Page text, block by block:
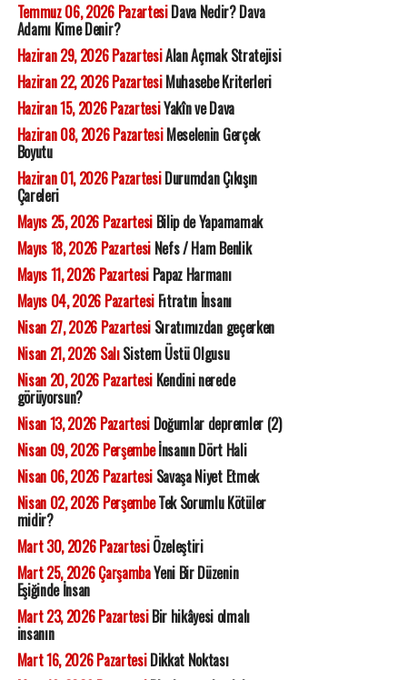
Temmuz 06, 2026 PazartesiDava Nedir? Dava
Adamı Kime Denir?
Haziran 29, 2026 PazartesiAlan Açmak Stratejisi
Haziran 22, 2026 PazartesiMuhasebe Kriterleri
Haziran 15, 2026 PazartesiYakîn ve Dava
Haziran 08, 2026 PazartesiMeselenin Gerçek
Boyutu
Haziran 01, 2026 PazartesiDurumdan Çıkışın
Çareleri
Mayıs 25, 2026 PazartesiBilip de Yapamamak
Mayıs 18, 2026 PazartesiNefs / Ham Benlik
Mayıs 11, 2026 PazartesiPapaz Harmanı
Mayıs 04, 2026 PazartesiFıtratın İnsanı
Nisan 27, 2026 PazartesiSıratımızdan geçerken
Nisan 21, 2026 SalıSistem Üstü Olgusu
Nisan 20, 2026 PazartesiKendini nerede
görüyorsun?
Nisan 13, 2026 PazartesiDoğumlar depremler (2)
Nisan 09, 2026 Perşembeİnsanın Dört Hali
Nisan 06, 2026 PazartesiSavaşa Niyet Etmek
Nisan 02, 2026 PerşembeTek Sorumlu Kötüler
midir?
Mart 30, 2026 PazartesiÖzeleştiri
Mart 25, 2026 ÇarşambaYeni Bir Düzenin
Eşiğinde İnsan
Mart 23, 2026 PazartesiBir hikâyesi olmalı
insanın
Mart 16, 2026 PazartesiDikkat Noktası